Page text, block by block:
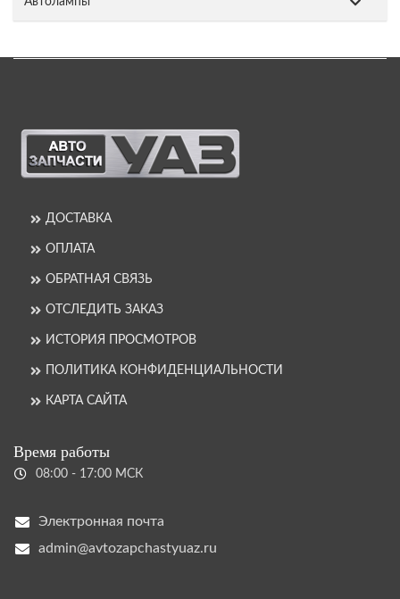
ДОСТАВКА
ОПЛАТА
ОБРАТНАЯ СВЯЗЬ
ОТСЛЕДИТЬ ЗАКАЗ
ИСТОРИЯ ПРОСМОТРОВ
ПОЛИТИКА КОНФИДЕНЦИАЛЬНОСТИ
КАРТА САЙТА
Время работы
08:00 - 17:00 МСК
Электронная почта
admin@avtozapchastyuaz.ru